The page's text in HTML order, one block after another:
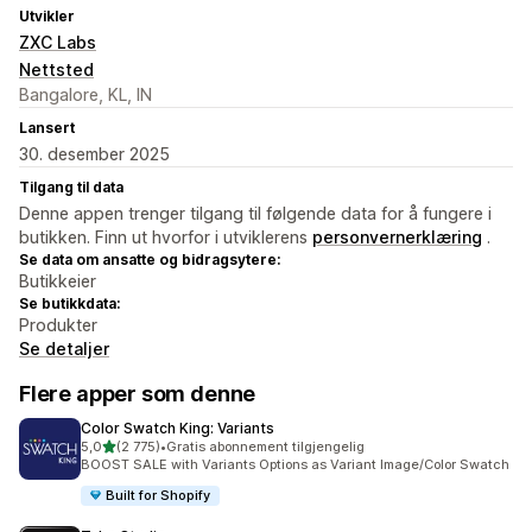
Utvikler
ZXC Labs
Nettsted
Bangalore, KL, IN
Lansert
30. desember 2025
Tilgang til data
Denne appen trenger tilgang til følgende data for å fungere i
butikken. Finn ut hvorfor i utviklerens personvernerklæring .
Se data om ansatte og bidragsytere:
Butikkeier
Se butikkdata:
Produkter
Se detaljer
Flere apper som denne
Color Swatch King: Variants
5,0av 5 stjerner
(2 775)
Totalt 2775 omtaler
•Gratis abonnement tilgjengelig
BOOST SALE with Variants Options as Variant Image/Color Swatch
Built for Shopify